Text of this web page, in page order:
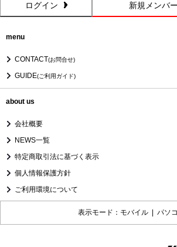
ログイン 新規メンバ
menu
CONTACT(お問合せ)
GUIDE(ご利用ガイド)
about us
会社概要
NEWS一覧
特定商取引法に基づく表示
個人情報保護方針
ご利用環境について
表示モード：モバイル | パソ